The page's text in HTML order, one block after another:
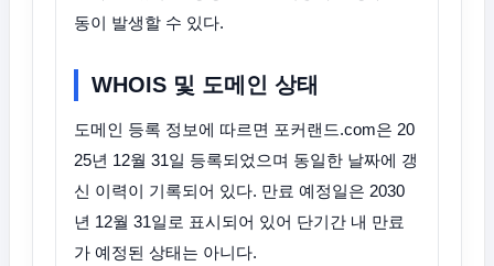
동이 발생할 수 있다.
WHOIS 및 도메인 상태
도메인 등록 정보에 따르면 포커랜드.com은 20
25년 12월 31일 등록되었으며 동일한 날짜에 갱
신 이력이 기록되어 있다. 만료 예정일은 2030
년 12월 31일로 표시되어 있어 단기간 내 만료
가 예정된 상태는 아니다.